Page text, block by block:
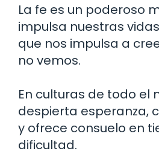
La fe es un poderoso
impulsa nuestras
que nos impulsa a
no vemos.
En culturas de todo el
despierta esperanza,
y ofrece consuelo en
dificultad.